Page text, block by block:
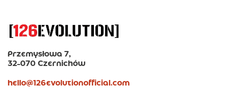
Przemysłowa 7,
32-070 Czernichów
hello@126evolutionofficial.com